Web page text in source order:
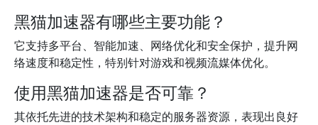
黑猫加速器有哪些主要功能？
它支持多平台、智能加速、网络优化和安全保护，提升网
络速度和稳定性，特别针对游戏和视频流媒体优化。
使用黑猫加速器是否可靠？
其依托先进的技术架构和稳定的服务器资源，表现出良好